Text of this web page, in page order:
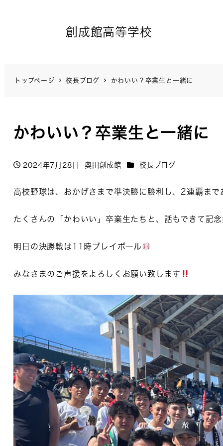
創成館高等学校
トップページ 校長ブログ かわいい？卒業生と一緒に
かわいい？卒業生と一緒に
投稿日
2024年7月28日
著
奥田創成館 カテゴリー
校長ブログ
高校野球は、おかげさまで準決勝に勝利し、2連覇まで
たくさんの「かわいい」卒業生たちと、話もできて記
明日の決勝戦は11時プレイボール
みなさまのご声援をよろしくお願い致します